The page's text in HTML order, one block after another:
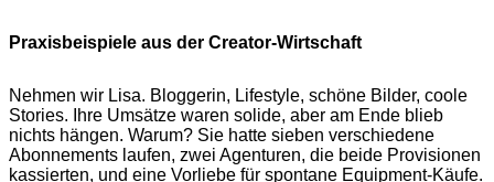
Praxisbeispiele aus der Creator-Wirtschaft
Nehmen wir Lisa. Bloggerin, Lifestyle, schöne Bilder, coole
Stories. Ihre Umsätze waren solide, aber am Ende blieb
nichts hängen. Warum? Sie hatte sieben verschiedene
Abonnements laufen, zwei Agenturen, die beide Provisionen
kassierten, und eine Vorliebe für spontane Equipment-Käufe.